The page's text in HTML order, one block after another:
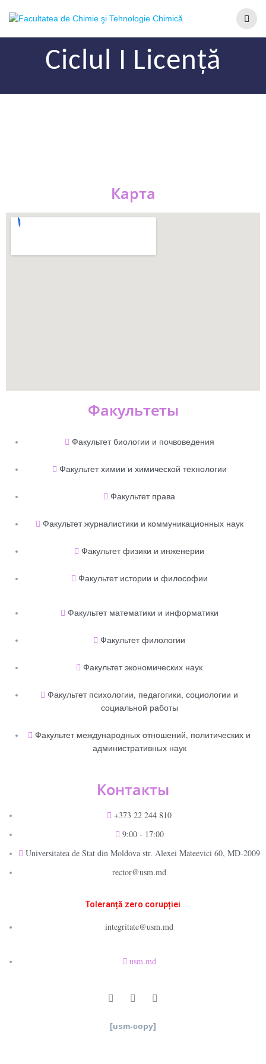
Ciclul I Licență
Карта
Факультеты
Факультет биологии и почвоведения
Факультет химии и химической технологии
Факультет права
Факультет журналистики и коммуникационных наук
Факультет физики и инженерии
Факультет истории и философии
Факультет математики и информатики
Факультет филологии
Факультет экономических наук
Факультет психологии, педагогики, социологии и
социальной работы
Факультет международных отношений, политических и
административных наук
Контакты
+373 22 244 810
9:00 - 17:00
Universitatea de Stat din Moldova str. Alexei Mateevici 60, MD-2009
rector@usm.md
Toleranță zero corupției
integritate@usm.md
usm.md
[usm-copy]